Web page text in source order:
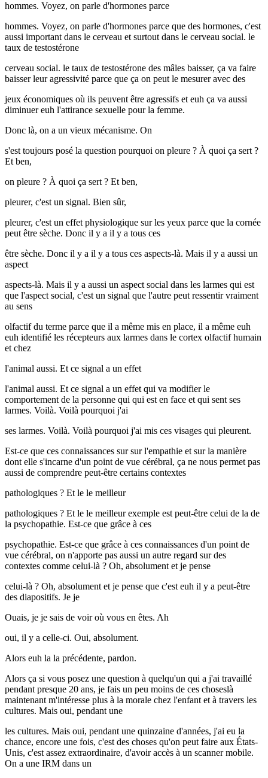
hommes. Voyez, on parle d'hormones parce
hommes. Voyez, on parle d'hormones parce que des hormones, c'est
aussi important dans le cerveau et surtout dans le cerveau social. le
taux de testostérone
cerveau social. le taux de testostérone des mâles baisser, ça va faire
baisser leur agressivité parce que ça on peut le mesurer avec des
jeux économiques où ils peuvent être agressifs et euh ça va aussi
diminuer euh l'attirance sexuelle pour la femme.
Donc là, on a un vieux mécanisme. On
s'est toujours posé la question pourquoi on pleure ? À quoi ça sert ?
Et ben,
on pleure ? À quoi ça sert ? Et ben,
pleurer, c'est un signal. Bien sûr,
pleurer, c'est un effet physiologique sur les yeux parce que la cornée
peut être sèche. Donc il y a il y a tous ces
être sèche. Donc il y a il y a tous ces aspects-là. Mais il y a aussi un
aspect
aspects-là. Mais il y a aussi un aspect social dans les larmes qui est
que l'aspect social, c'est un signal que l'autre peut ressentir vraiment
au sens
olfactif du terme parce que il a même mis en place, il a même euh
euh identifié les récepteurs aux larmes dans le cortex olfactif humain
et chez
l'animal aussi. Et ce signal a un effet
l'animal aussi. Et ce signal a un effet qui va modifier le
comportement de la personne qui qui est en face et qui sent ses
larmes. Voilà. Voilà pourquoi j'ai
ses larmes. Voilà. Voilà pourquoi j'ai mis ces visages qui pleurent.
Est-ce que ces connaissances sur sur l'empathie et sur la manière
dont elle s'incarne d'un point de vue cérébral, ça ne nous permet pas
aussi de comprendre peut-être certains contextes
pathologiques ? Et le le meilleur
pathologiques ? Et le le meilleur exemple est peut-être celui de la de
la psychopathie. Est-ce que grâce à ces
psychopathie. Est-ce que grâce à ces connaissances d'un point de
vue cérébral, on n'apporte pas aussi un autre regard sur des
contextes comme celui-là ? Oh, absolument et je pense
celui-là ? Oh, absolument et je pense que c'est euh il y a peut-être
des diapositifs. Je je
Ouais, je je sais de voir où vous en êtes. Ah
oui, il y a celle-ci. Oui, absolument.
Alors euh la la précédente, pardon.
Alors ça si vous posez une question à quelqu'un qui a j'ai travaillé
pendant presque 20 ans, je fais un peu moins de ces choseslà
maintenant m'intéresse plus à la morale chez l'enfant et à travers les
cultures. Mais oui, pendant une
les cultures. Mais oui, pendant une quinzaine d'années, j'ai eu la
chance, encore une fois, c'est des choses qu'on peut faire aux États-
Unis, c'est assez extraordinaire, d'avoir accès à un scanner mobile.
On a une IRM dans un